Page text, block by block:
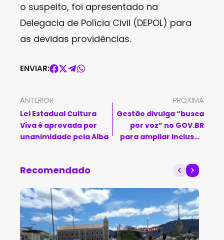
o suspeito, foi apresentado na
Delegacia de Polícia Civil (DEPOL) para
as devidas providências.
ENVIAR:
ANTERIOR
Lei Estadual Cultura
Viva é aprovada por
unanimidade pela Alba
PRÓXIMA
Gestão divulga “busca
por voz” no GOV.BR
para ampliar inclusão
Recomendado